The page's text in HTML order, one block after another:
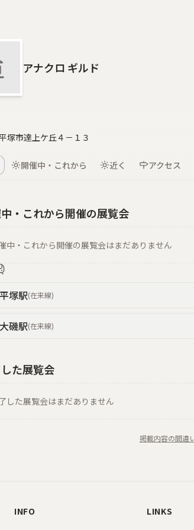
アナクロ ギルド
塚市達上ケ丘４－１３
開催中・これから 近く アクセス
・これから開催の展覧会
中・これから開催の展覧会はまだありません
平塚駅(在来線)
大磯駅(在来線)
た展覧会
した展覧会はまだありません
掲載内容の間違
INFO LINKS